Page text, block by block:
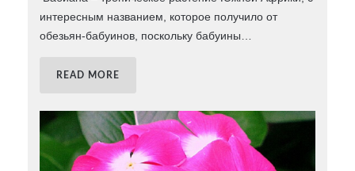
интересным названием, которое получило от
обезьян-бабуинов, поскольку бабуины
READ MORE